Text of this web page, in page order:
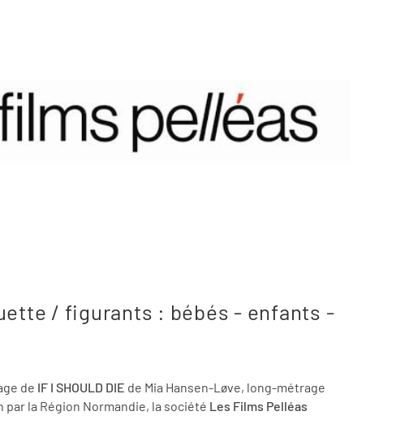
/ figurants : bébés - enfants -
de IF I SHOULD DIE de Mia Hansen-Løve, long-métrage
la Région Normandie, la société Les Films Pelléas